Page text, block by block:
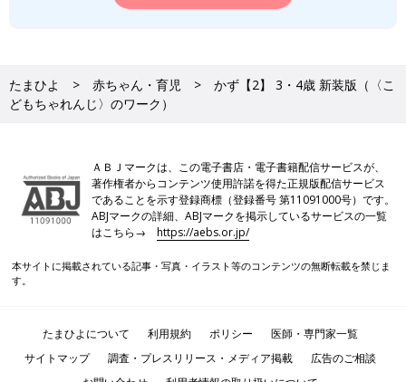
たまひよ 赤ちゃん・育児
かず【2】 3・4歳 新装版（〈こ
どもちゃれんじ〉のワーク）
ＡＢＪマークは、この電子書店・電子書籍配信サービスが、
著作権者からコンテンツ使用許諾を得た正規版配信サービス
であることを示す登録商標（登録番号 第11091000号）です。
ABJマークの詳細、ABJマークを掲示しているサービスの一覧
はこちら→https://aebs.or.jp/
本サイトに掲載されている記事・写真・イラスト等のコンテンツの無断転載を禁じま
す。
たまひよについて 利用規約 ポリシー
医師・専門家一覧
サイトマップ
調査・プレスリリース・メディア掲載
広告のご相談